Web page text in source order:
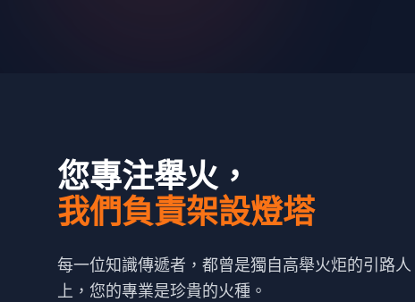
您專注舉火，
我們負責架設燈塔
每一位知識傳遞者，都曾是獨自高舉火炬的引路
上，您的專業是珍貴的火種。